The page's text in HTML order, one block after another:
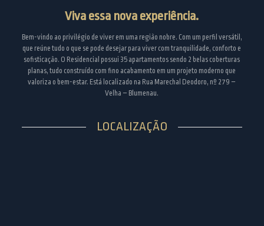
Viva essa nova experiência.
Bem-vindo ao privilégio de viver em uma região nobre. Com um perfil versátil,
que reúne tudo o que se pode desejar para viver com tranquilidade, conforto e
sofisticação. O Residencial possui 35 apartamentos sendo 2 belas coberturas
planas, tudo construído com fino acabamento em um projeto moderno que
valoriza o bem-estar. Está localizado na Rua Marechal Deodoro, nº 279 –
Velha – Blumenau.
LOCALIZAÇÃO